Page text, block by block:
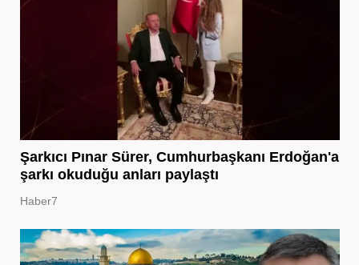
Şarkıcı Pınar Sürer, Cumhurbaşkanı Erdoğan'a
şarkı okuduğu anları paylaştı
Haber7